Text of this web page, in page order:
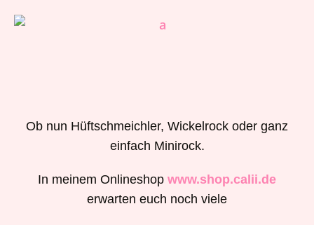
Ob nun Hüftschmeichler, Wickelrock oder ganz
einfach Minirock.
In meinem Onlineshop www.shop.calii.de
erwarten euch noch viele